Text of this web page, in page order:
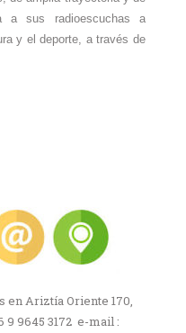
a sus radioescuchas a
y el deporte, a través de
en Ariztía Oriente 170,
9 9645 3172 e-mail :